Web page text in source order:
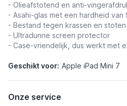
- Olieafstotend en anti-
- Asahi-glas met een hardheid van
- Bestand tegen krassen en stoten
- Ultradunne screen protector
- Case-vriendelijk, dus werkt met
Geschikt voor: Apple iPad Mini 7
Onze service